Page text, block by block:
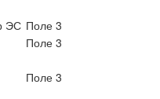
ЭС Поле 3
Поле 3
Поле 3